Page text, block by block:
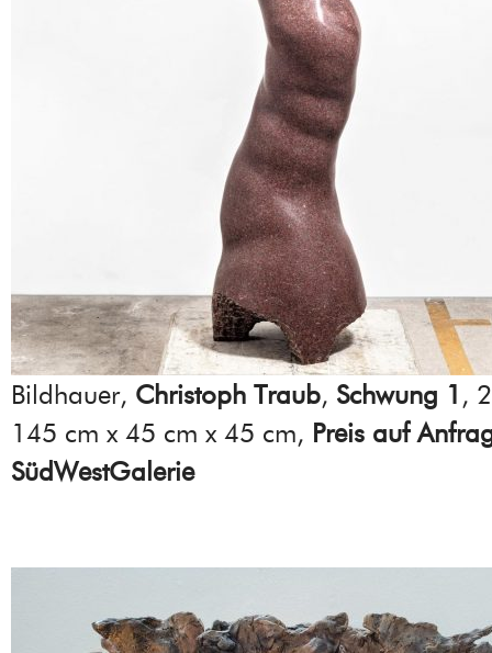
Bildhauer, Christoph Traub, Schwung 1 ,
145 cm x 45 cm x 45 cm, Preis auf
SüdWestGalerie